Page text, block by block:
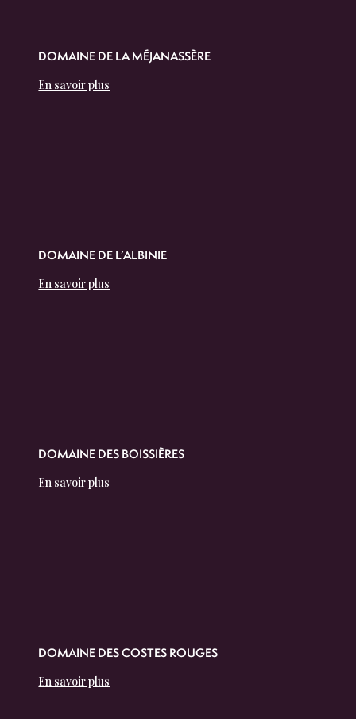
DOMAINE DE LA MÉJANASSÈRE
En savoir plus
DOMAINE DE L’ALBINIE
En savoir plus
DOMAINE DES BOISSIÈRES
En savoir plus
DOMAINE DES COSTES ROUGES
En savoir plus